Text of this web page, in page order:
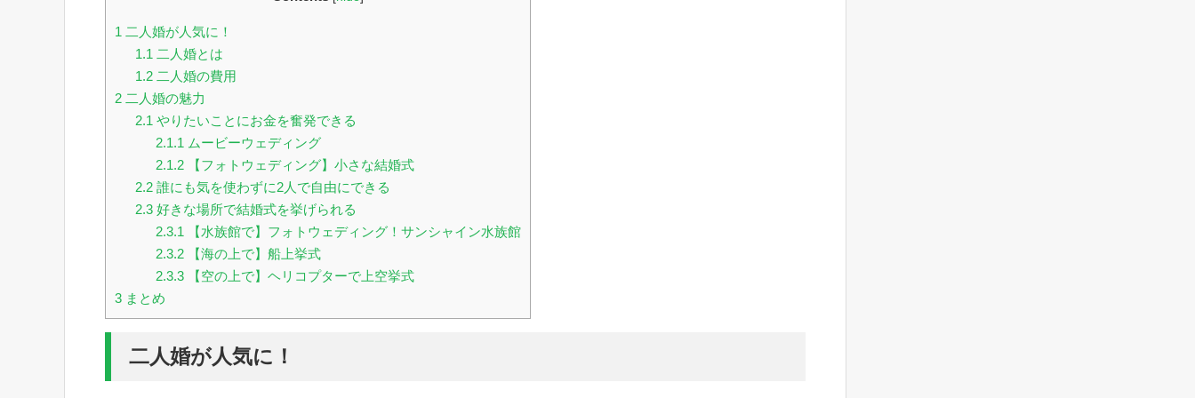
1 二人婚が人気に！
1.1二人婚とは
1.2二人婚の費用
2 二人婚の魅力
2.1やりたいことにお金を奮発できる
2.1.1ムービーウェディング
2.1.2【フォトウェディング】小さな結婚式
2.2誰にも気を使わずに2人で自由にできる
2.3好きな場所で結婚式を挙げられる
2.3.1【水族館で】フォトウェディング！サンシャイン水族館
2.3.2【海の上で】船上挙式
2.3.3【空の上で】ヘリコプターで上空挙式
3 まとめ
二人婚が人気に！